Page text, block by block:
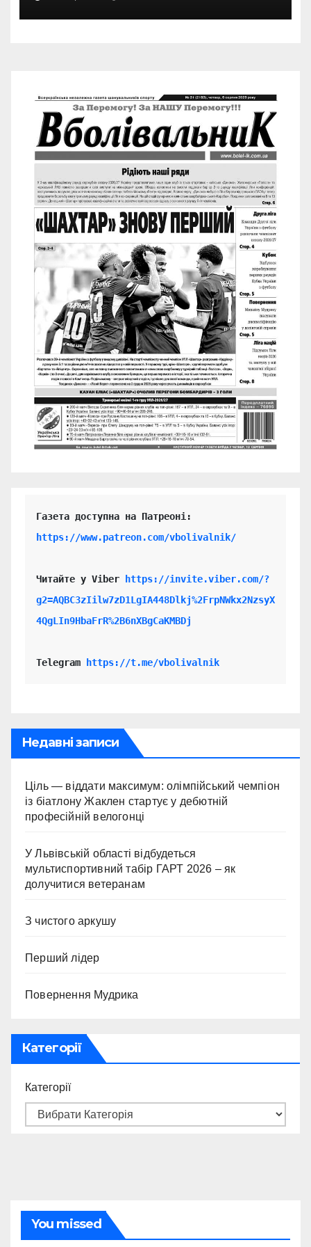
https://www.patreon.com/vbolivalnik/
Читайте у Viber
https://invite.viber.com/?
g2=AQBC3zIilw7zD1LgIA448Dlkj%2FrpNWkx2NzsyX
4QgLIn9HbaFrR%2B6nXBgCaKMBDj
Telegram https://t.me/vbolivalnik
Недавні записи
Ціль — віддати максимум: олімпійський чемпіон
із біатлону Жаклен стартує у дебютній
професійній велогонці
У Львівській області відбудеться
мультиспортивний табір ГАРТ 2026 – як
долучитися ветеранам
З чистого аркушу
Перший лідер
Повернення Мудрика
Категорії
Категорії
You missed